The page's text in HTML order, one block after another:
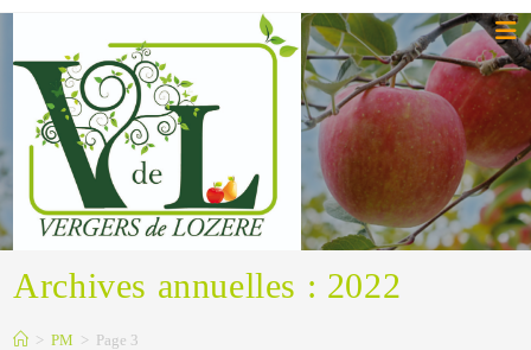
Skip
content
Archives annuelles : 2022
> PM > Page 3